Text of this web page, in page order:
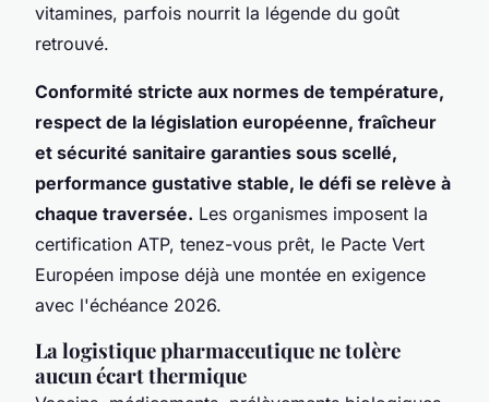
vitamines, parfois nourrit la légende du goût
retrouvé.
Conformité stricte aux normes de température,
respect de la législation européenne, fraîcheur
et sécurité sanitaire garanties sous scellé,
performance gustative stable, le défi se relève à
chaque traversée. Les organismes imposent la
certification ATP, tenez-vous prêt, le Pacte Vert
Européen impose déjà une montée en exigence
avec l'échéance 2026.
La logistique pharmaceutique ne tolère
aucun écart thermique